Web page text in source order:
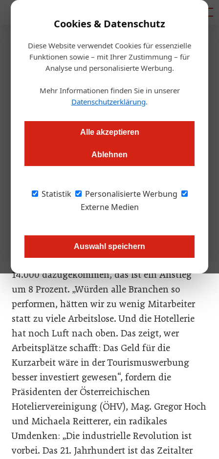
Cookies & Datenschutz
Diese Website verwendet Cookies für essenzielle
Funktionen sowie – mit Ihrer Zustimmung – für
Analyse und personalisierte Werbung.
Mehr Informationen finden Sie in unserer
Datenschutzerklärung.
Alle akzeptieren
Ablehnen
Statistik
Personalisierte Werbung
Externe Medien
Auswahl speichern
Startseite/Gastro & Hotel
Tourismus schafft
Arbeitsplätze in Österreich
Wien. Die Konzentration der Wirtschafts- und
Arbeitsmarktpolitik auf Industrie und Banken rächt sich:
sie im Tourismus noch stärker steigen. Für die ÖHV ist damit
die Industrie-Ära eindeutig zu Ende.
19.000 Arbeitsplätze verloren, in der
Finanzbranche 2.600. Im Tourismus sind
14.000 dazugekommen, das ist ein Anstieg
um 8 Prozent. „Würden alle Branchen so
performen, hätten wir zu wenig Mitarbeiter
statt zu viele Arbeitslose. Und die Hotellerie
hat noch Luft nach oben. Das zeigt, wer
Arbeitsplätze schafft: Das Geld für die
Kurzarbeit wäre in der Tourismuswerbung
besser investiert gewesen“, fordern die
Präsidenten der Österreichischen
Hoteliervereinigung (ÖHV), Mag. Gregor Hoch
und Michaela Reitterer, ein radikales
Umdenken: „Die industrielle Revolution ist
vorbei. Das 21. Jahrhundert ist das Zeitalter